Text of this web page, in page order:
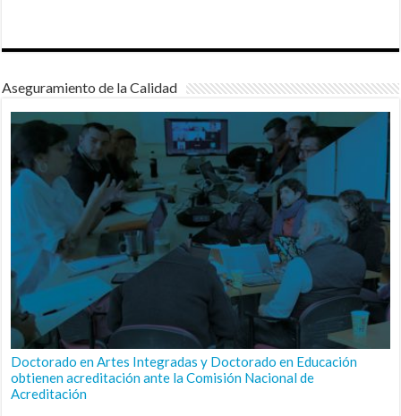
Aseguramiento de la Calidad
Doctorado en Artes Integradas y Doctorado en Educación
obtienen acreditación ante la Comisión Nacional de
Acreditación